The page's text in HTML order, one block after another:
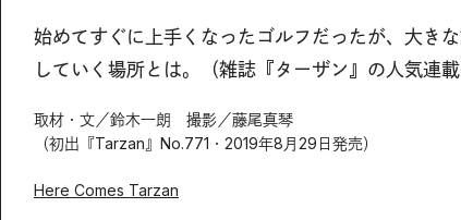
始めてすぐに上手くなったゴルフだったが、大き
していく場所とは。（雑誌『ターザン』の人気連
取材・文／鈴木一朗 撮影／藤尾真琴
（初出『Tarzan』No.771・2019年8月29日発売）
Here Comes Tarzan